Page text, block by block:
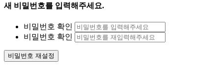
새 비밀번호를 입력해주세요.
비밀번호 확인
비밀번호 확인